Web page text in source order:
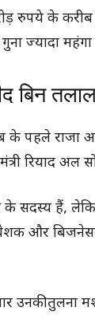
रुपये के
ज्यादा महंगा
बिन
के पहले राजा
रियाद अल
के सदस्य हैं,
और
उनकी तुलना